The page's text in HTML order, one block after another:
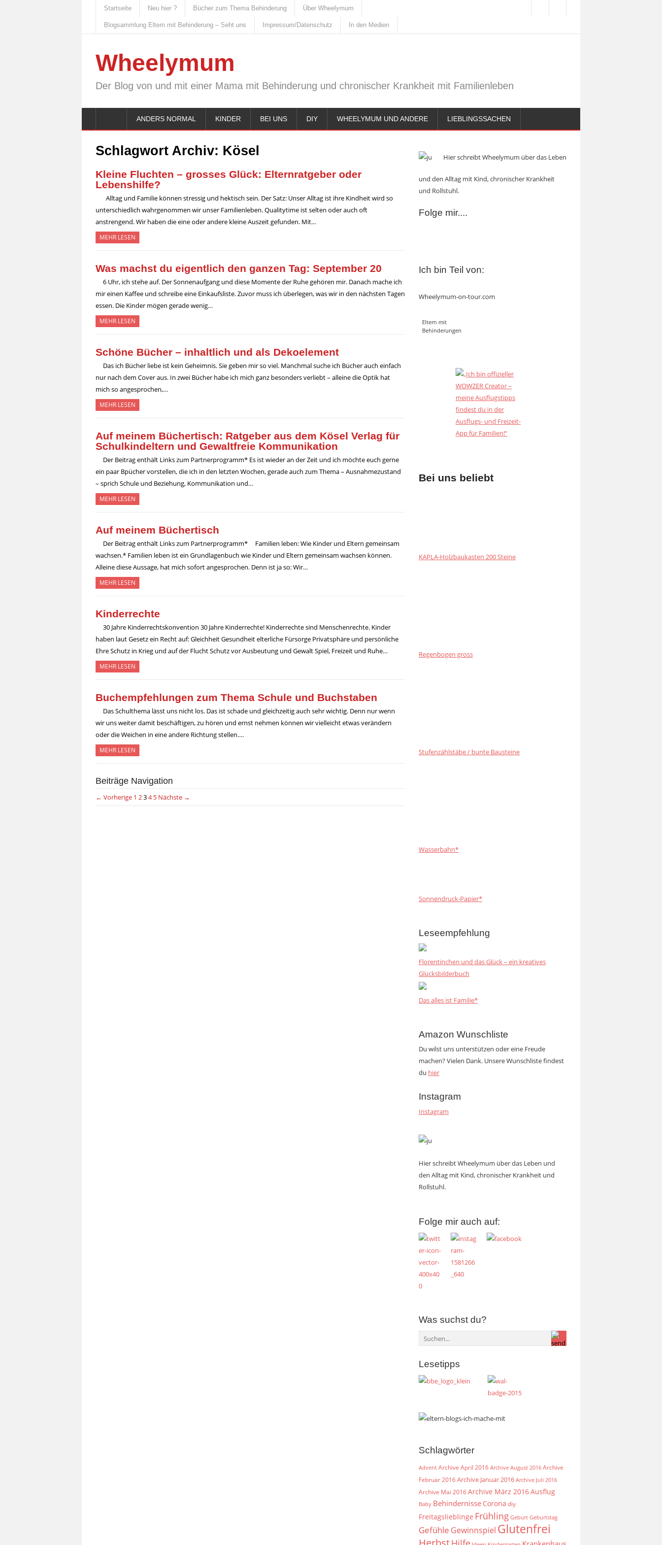
Startseite Neu hier ? Bücher zum Thema Behinderung Über Wheelymum
Blogsammlung Eltern mit Behinderung – Seht uns Impressum/Datenschutz In den Medien
Wheelymum
Der Blog von und mit einer Mama mit Behinderung und chronischer Krankheit mit Familienleben
ANDERS NORMAL KINDER BEI UNS DIY WHEELYMUM UND ANDERE LIEBLINGSSACHEN
Schlagwort Archiv: Kösel
Kleine Fluchten – grosses Glück: Elternratgeber oder
Lebenshilfe?
Alltag und Familie können stressig und hektisch sein. Der Satz: Unser Alltag ist ihre Kindheit wird so
unterschiedlich wahrgenommen wir unser Familienleben. Qualitytime ist selten oder auch oft
anstrengend. Wir haben die eine oder andere kleine Auszeit gefunden. Mit…
MEHR LESEN
Was machst du eigentlich den ganzen Tag: September 20
6 Uhr, ich stehe auf. Der Sonnenaufgang und diese Momente der Ruhe gehören mir. Danach mache ich
mir einen Kaffee und schreibe eine Einkaufsliste. Zuvor muss ich überlegen, was wir in den nächsten Tagen
essen. Die Kinder mögen gerade wenig…
MEHR LESEN
Schöne Bücher – inhaltlich und als Dekoelement
Das ich Bücher liebe ist kein Geheimnis. Sie geben mir so viel. Manchmal suche ich Bücher auch einfach
nur nach dem Cover aus. In zwei Bücher habe ich mich ganz besonders verliebt – alleine die Optik hat
mich so angesprochen,…
MEHR LESEN
Auf meinem Büchertisch: Ratgeber aus dem Kösel Verlag für
Schulkindeltern und Gewaltfreie Kommunikation
Der Beitrag enthält Links zum Partnerprogramm* Es ist wieder an der Zeit und ich möchte euch gerne
ein paar Bpücher vorstellen, die ich in den letzten Wochen, gerade auch zum Thema – Ausnahmezustand
– sprich Schule und Beziehung, Kommunikation und…
MEHR LESEN
Auf meinem Büchertisch
Der Beitrag enthält Links zum Partnerprogramm* Familien leben: Wie Kinder und Eltern gemeinsam
wachsen.* Familien leben ist ein Grundlagenbuch wie Kinder und Eltern gemeinsam wachsen können.
Alleine diese Aussage, hat mich sofort angesprochen. Denn ist ja so: Wir…
MEHR LESEN
Kinderrechte
30 Jahre Kinderrechtskonvention 30 Jahre Kinderrechte! Kinderrechte sind Menschenrechte. Kinder
haben laut Gesetz ein Recht auf: Gleichheit Gesundheit elterliche Fürsorge Privatsphäre und persönliche
Ehre Schutz in Krieg und auf der Flucht Schutz vor Ausbeutung und Gewalt Spiel, Freizeit und Ruhe…
MEHR LESEN
Buchempfehlungen zum Thema Schule und Buchstaben
Das Schulthema lässt uns nicht los. Das ist schade und gleichzeitig auch sehr wichtig. Denn nur wenn
wir uns weiter damit beschäftigen, zu hören und ernst nehmen können wir vielleicht etwas verändern
oder die Weichen in eine andere Richtung stellen….
MEHR LESEN
Beiträge Navigation
← Vorherige 1 234 5 Nächste →
Hier schreibt Wheelymum über das Leben
und den Alltag mit Kind, chronischer Krankheit
und Rollstuhl.
Folge mir....
Ich bin Teil von:
Wheelymum-on-tour.com
Eltern mit
Behinderungen
Bei uns beliebt
KAPLA-Holzbaukasten 200 Steine
Regenbogen gross
Stufenzählstäbe / bunte Bausteine
Wasserbahn*
Sonnendruck-Papier*
Leseempfehlung
Florentinchen und das Glück – ein kreatives
Glücksbilderbuch
Das alles ist Familie*
Amazon Wunschliste
Du wilst uns unterstützen oder eine Freude
machen? Vielen Dank. Unsere Wunschliste findest
du hier
Instagram
Instagram
Hier schreibt Wheelymum über das Leben und
den Alltag mit Kind, chronischer Krankheit und
Rollstuhl.
Folge mir auch auf:
Was suchst du?
Lesetipps
Schlagwörter
Advent Archive April 2016 Archive August 2016 Archive
Februar 2016Archive Januar 2016 Archive Juli 2016
Archive Mai 2016Archive März 2016Ausflug
Baby Behindernisse Corona diy
Freitagslieblinge Frühling Geburt Geburtstag
Gefühle Gewinnspiel Glutenfrei